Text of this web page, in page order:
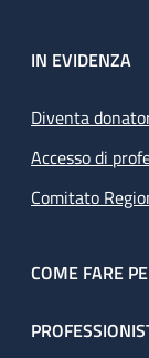
IN EVIDENZA
Diventa
Accesso di
Comitato
COME FARE